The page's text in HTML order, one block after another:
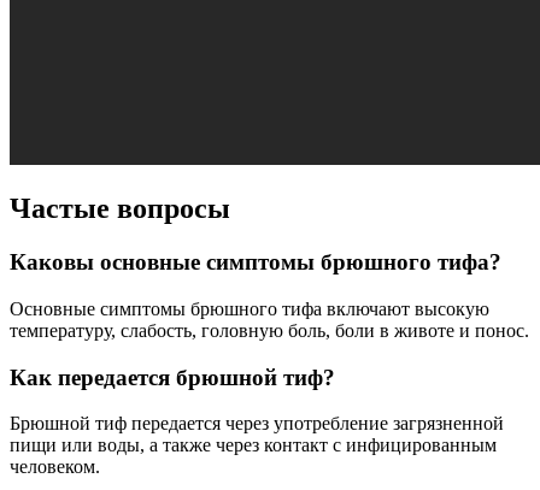
Частые вопросы
Каковы основные симптомы брюшного тифа?
Основные симптомы брюшного тифа включают высокую
температуру, слабость, головную боль, боли в животе и понос.
Как передается брюшной тиф?
Брюшной тиф передается через употребление загрязненной
пищи или воды, а также через контакт с инфицированным
человеком.